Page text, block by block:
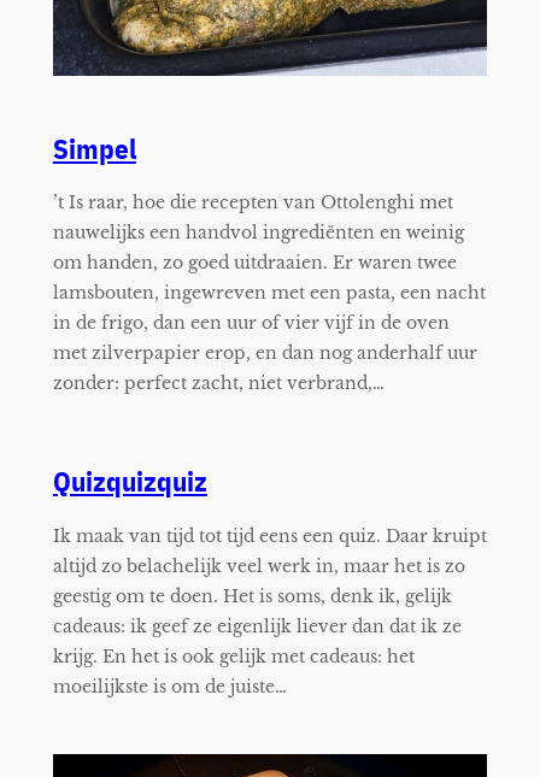
Simpel
’t Is raar, hoe die recepten van Ottolenghi met
nauwelijks een handvol ingrediënten en weinig
om handen, zo goed uitdraaien. Er waren twee
lamsbouten, ingewreven met een pasta, een nacht
in de frigo, dan een uur of vier vijf in de oven
met zilverpapier erop, en dan nog anderhalf uur
zonder: perfect zacht, niet verbrand,…
Quizquizquiz
Ik maak van tijd tot tijd eens een quiz. Daar kruipt
altijd zo belachelijk veel werk in, maar het is zo
geestig om te doen. Het is soms, denk ik, gelijk
cadeaus: ik geef ze eigenlijk liever dan dat ik ze
krijg. En het is ook gelijk met cadeaus: het
moeilijkste is om de juiste…